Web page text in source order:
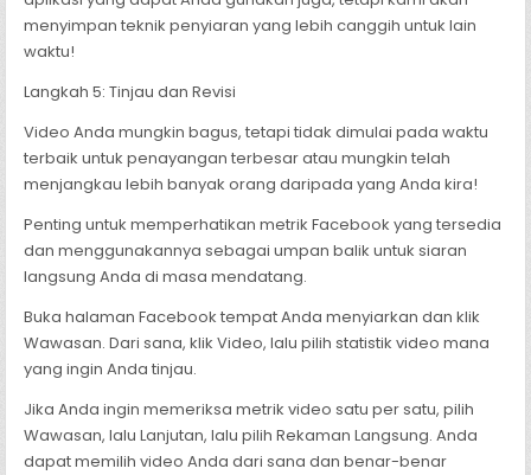
menyimpan teknik penyiaran yang lebih canggih untuk lain
waktu!
Langkah 5: Tinjau dan Revisi
Video Anda mungkin bagus, tetapi tidak dimulai pada waktu
terbaik untuk penayangan terbesar atau mungkin telah
menjangkau lebih banyak orang daripada yang Anda kira!
Penting untuk memperhatikan metrik Facebook yang tersedia
dan menggunakannya sebagai umpan balik untuk siaran
langsung Anda di masa mendatang.
Buka halaman Facebook tempat Anda menyiarkan dan klik
Wawasan. Dari sana, klik Video, lalu pilih statistik video mana
yang ingin Anda tinjau.
Jika Anda ingin memeriksa metrik video satu per satu, pilih
Wawasan, lalu Lanjutan, lalu pilih Rekaman Langsung. Anda
dapat memilih video Anda dari sana dan benar-benar